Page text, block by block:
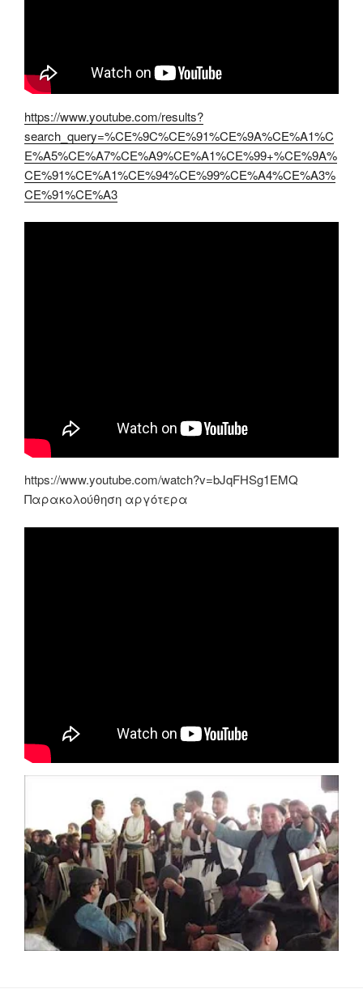
https://www.youtube.com/results?
search_query=%CE%9C%CE%91%CE%9A%CE%A1%C
E%A5%CE%A7%CE%A9%CE%A1%CE%99+%CE%9A%
CE%91%CE%A1%CE%94%CE%99%CE%A4%CE%A3%
CE%91%CE%A3
https://www.youtube.com/watch?v=bJqFHSg1EMQ
Παρακολούθηση αργότερα